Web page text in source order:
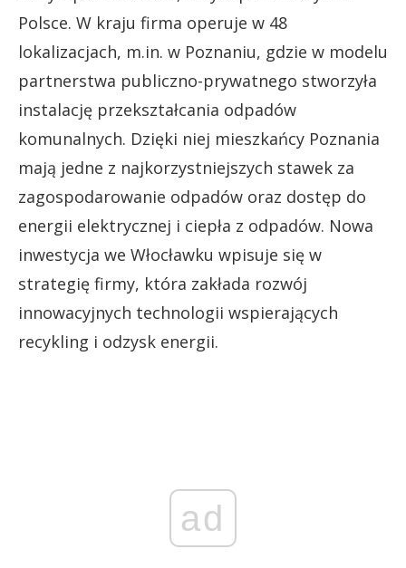
Polsce. W kraju firma operuje w 48
lokalizacjach, m.in. w Poznaniu, gdzie w modelu
partnerstwa publiczno-prywatnego stworzyła
instalację przekształcania odpadów
komunalnych. Dzięki niej mieszkańcy Poznania
mają jedne z najkorzystniejszych stawek za
zagospodarowanie odpadów oraz dostęp do
energii elektrycznej i ciepła z odpadów. Nowa
inwestycja we Włocławku wpisuje się w
strategię firmy, która zakłada rozwój
innowacyjnych technologii wspierających
recykling i odzysk energii.
ad